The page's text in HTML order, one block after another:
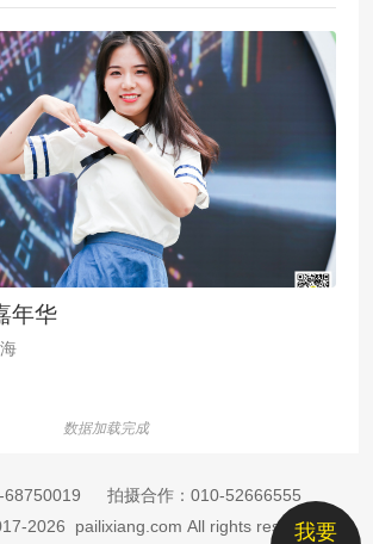
年华
数据加载完成
我要
68750019 拍摄合作： 010-52666555
2026 pailixiang.com All rights reserved